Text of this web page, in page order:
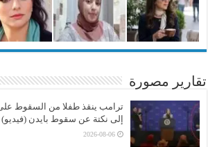
تقارير مصورة
ترامب ينقذ طفلا من السقوط
إلى نكتة عن سقوط بايدن (فيديو)
2026-08-06